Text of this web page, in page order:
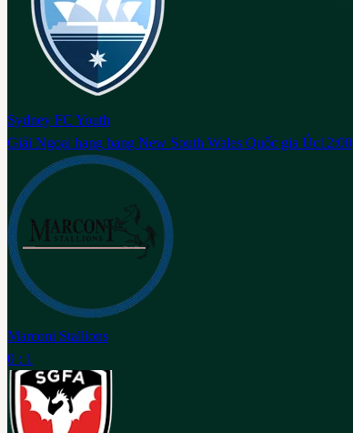
Sydney FC Youth
Giải Ngoại hạng bang New South Wales Quốc gia Úc12:00
Marconi Stallions
0 : 1